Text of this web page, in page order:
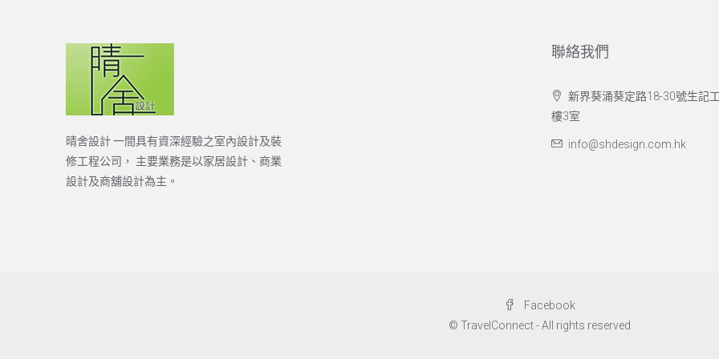
晴舍設計 一間具有資深經驗之室內設計及裝
修工程公司， 主要業務是以家居設計、商業
設計及商舖設計為主。
聯絡我們
新界葵涌葵定路18-30號生記
樓3室
info@shdesign.com.hk
Facebook
© TravelConnect - All rights reserved